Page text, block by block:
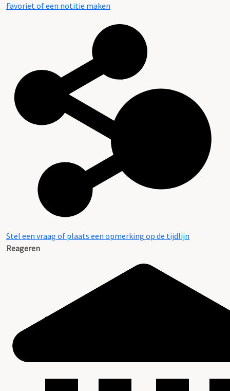
Favoriet of een notitie maken
Stel een vraag of plaats een opmerking op de tijdlijn
Reageren